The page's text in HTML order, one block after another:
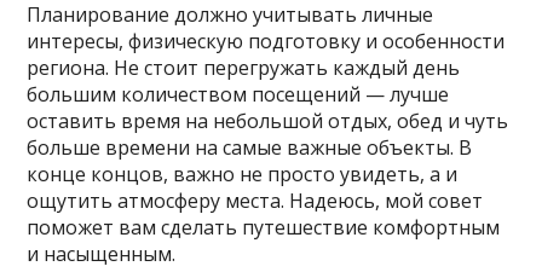
Планирование должно учитывать личные
интересы, физическую подготовку и особенности
региона. Не стоит перегружать каждый день
большим количеством посещений — лучше
оставить время на небольшой отдых, обед и чуть
больше времени на самые важные объекты. В
конце концов, важно не просто увидеть, а и
ощутить атмосферу места. Надеюсь, мой совет
поможет вам сделать путешествие комфортным
и насыщенным.